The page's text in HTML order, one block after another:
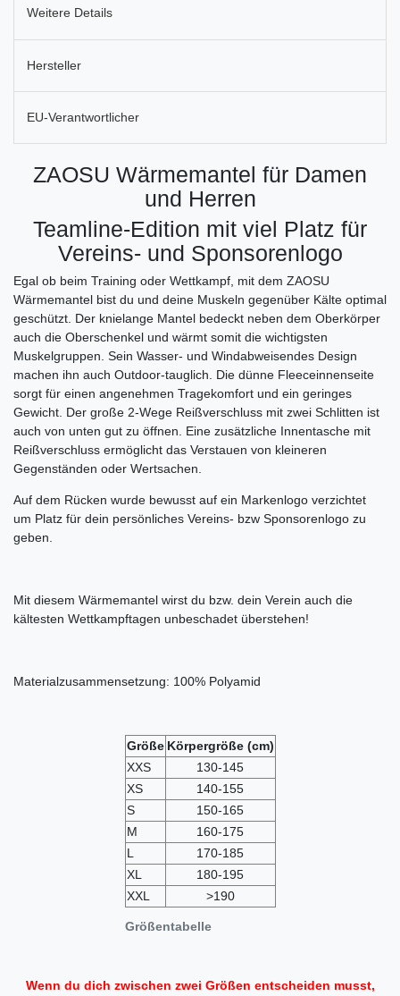
Weitere Details
Hersteller
EU-Verantwortlicher
ZAOSU Wärmemantel für Damen
und Herren
Teamline-Edition mit viel Platz für
Vereins- und Sponsorenlogo
Egal ob beim Training oder Wettkampf, mit dem ZAOSU
Wärmemantel bist du und deine Muskeln gegenüber Kälte optimal
geschützt. Der knielange Mantel bedeckt neben dem Oberkörper
auch die Oberschenkel und wärmt somit die wichtigsten
Muskelgruppen. Sein Wasser- und Windabweisendes Design
machen ihn auch Outdoor-tauglich. Die dünne Fleeceinnenseite
sorgt für einen angenehmen Tragekomfort und ein geringes
Gewicht. Der große 2-Wege Reißverschluss mit zwei Schlitten ist
auch von unten gut zu öffnen. Eine zusätzliche Innentasche mit
Reißverschluss ermöglicht das Verstauen von kleineren
Gegenständen oder Wertsachen.
Auf dem Rücken wurde bewusst auf ein Markenlogo verzichtet
um Platz für dein persönliches Vereins- bzw Sponsorenlogo zu
geben.
Mit diesem Wärmemantel wirst du bzw. dein Verein auch die
kältesten Wettkampftagen unbeschadet überstehen!
Materialzusammensetzung: 100% Polyamid
Größentabelle
Größe Körpergröße(cm)
XXS
130-145
XS
140-155
S
150-165
M
160-175
L
170-185
XL
180-195
XXL
>190
Wenn du dich zwischen zwei Größen entscheiden musst,